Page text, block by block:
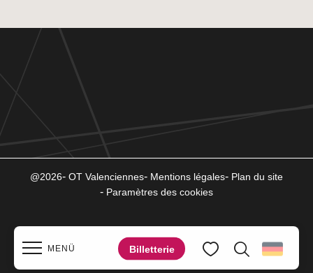
MENÜ Billetterie
@2026 OT Valenciennes Mentions légales
Plan du site
Paramètres des cookies